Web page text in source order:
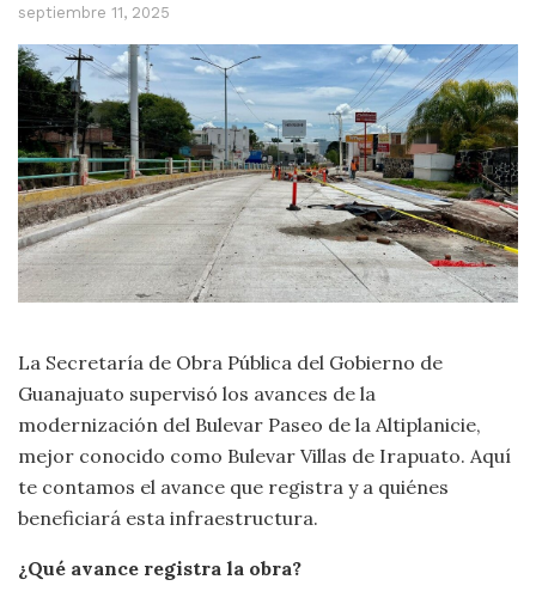
septiembre 11, 2025
La Secretaría de Obra Pública del Gobierno de
Guanajuato supervisó los avances de la
modernización del Bulevar Paseo de la Altiplanicie,
mejor conocido como Bulevar Villas de Irapuato. Aquí
te contamos el avance que registra y a quiénes
beneficiará esta infraestructura.
¿Qué avance registra la obra?